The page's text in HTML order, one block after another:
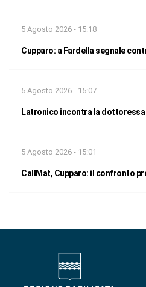
5 Agosto 2026 - 15:18
Cupparo: a Fardella segnale
5 Agosto 2026 - 15:07
Latronico incontra la dottoressa
5 Agosto 2026 - 15:01
CallMat, Cupparo: il confronto